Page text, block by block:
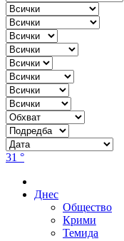
31 °
Днес
Общество
Крими
Темида